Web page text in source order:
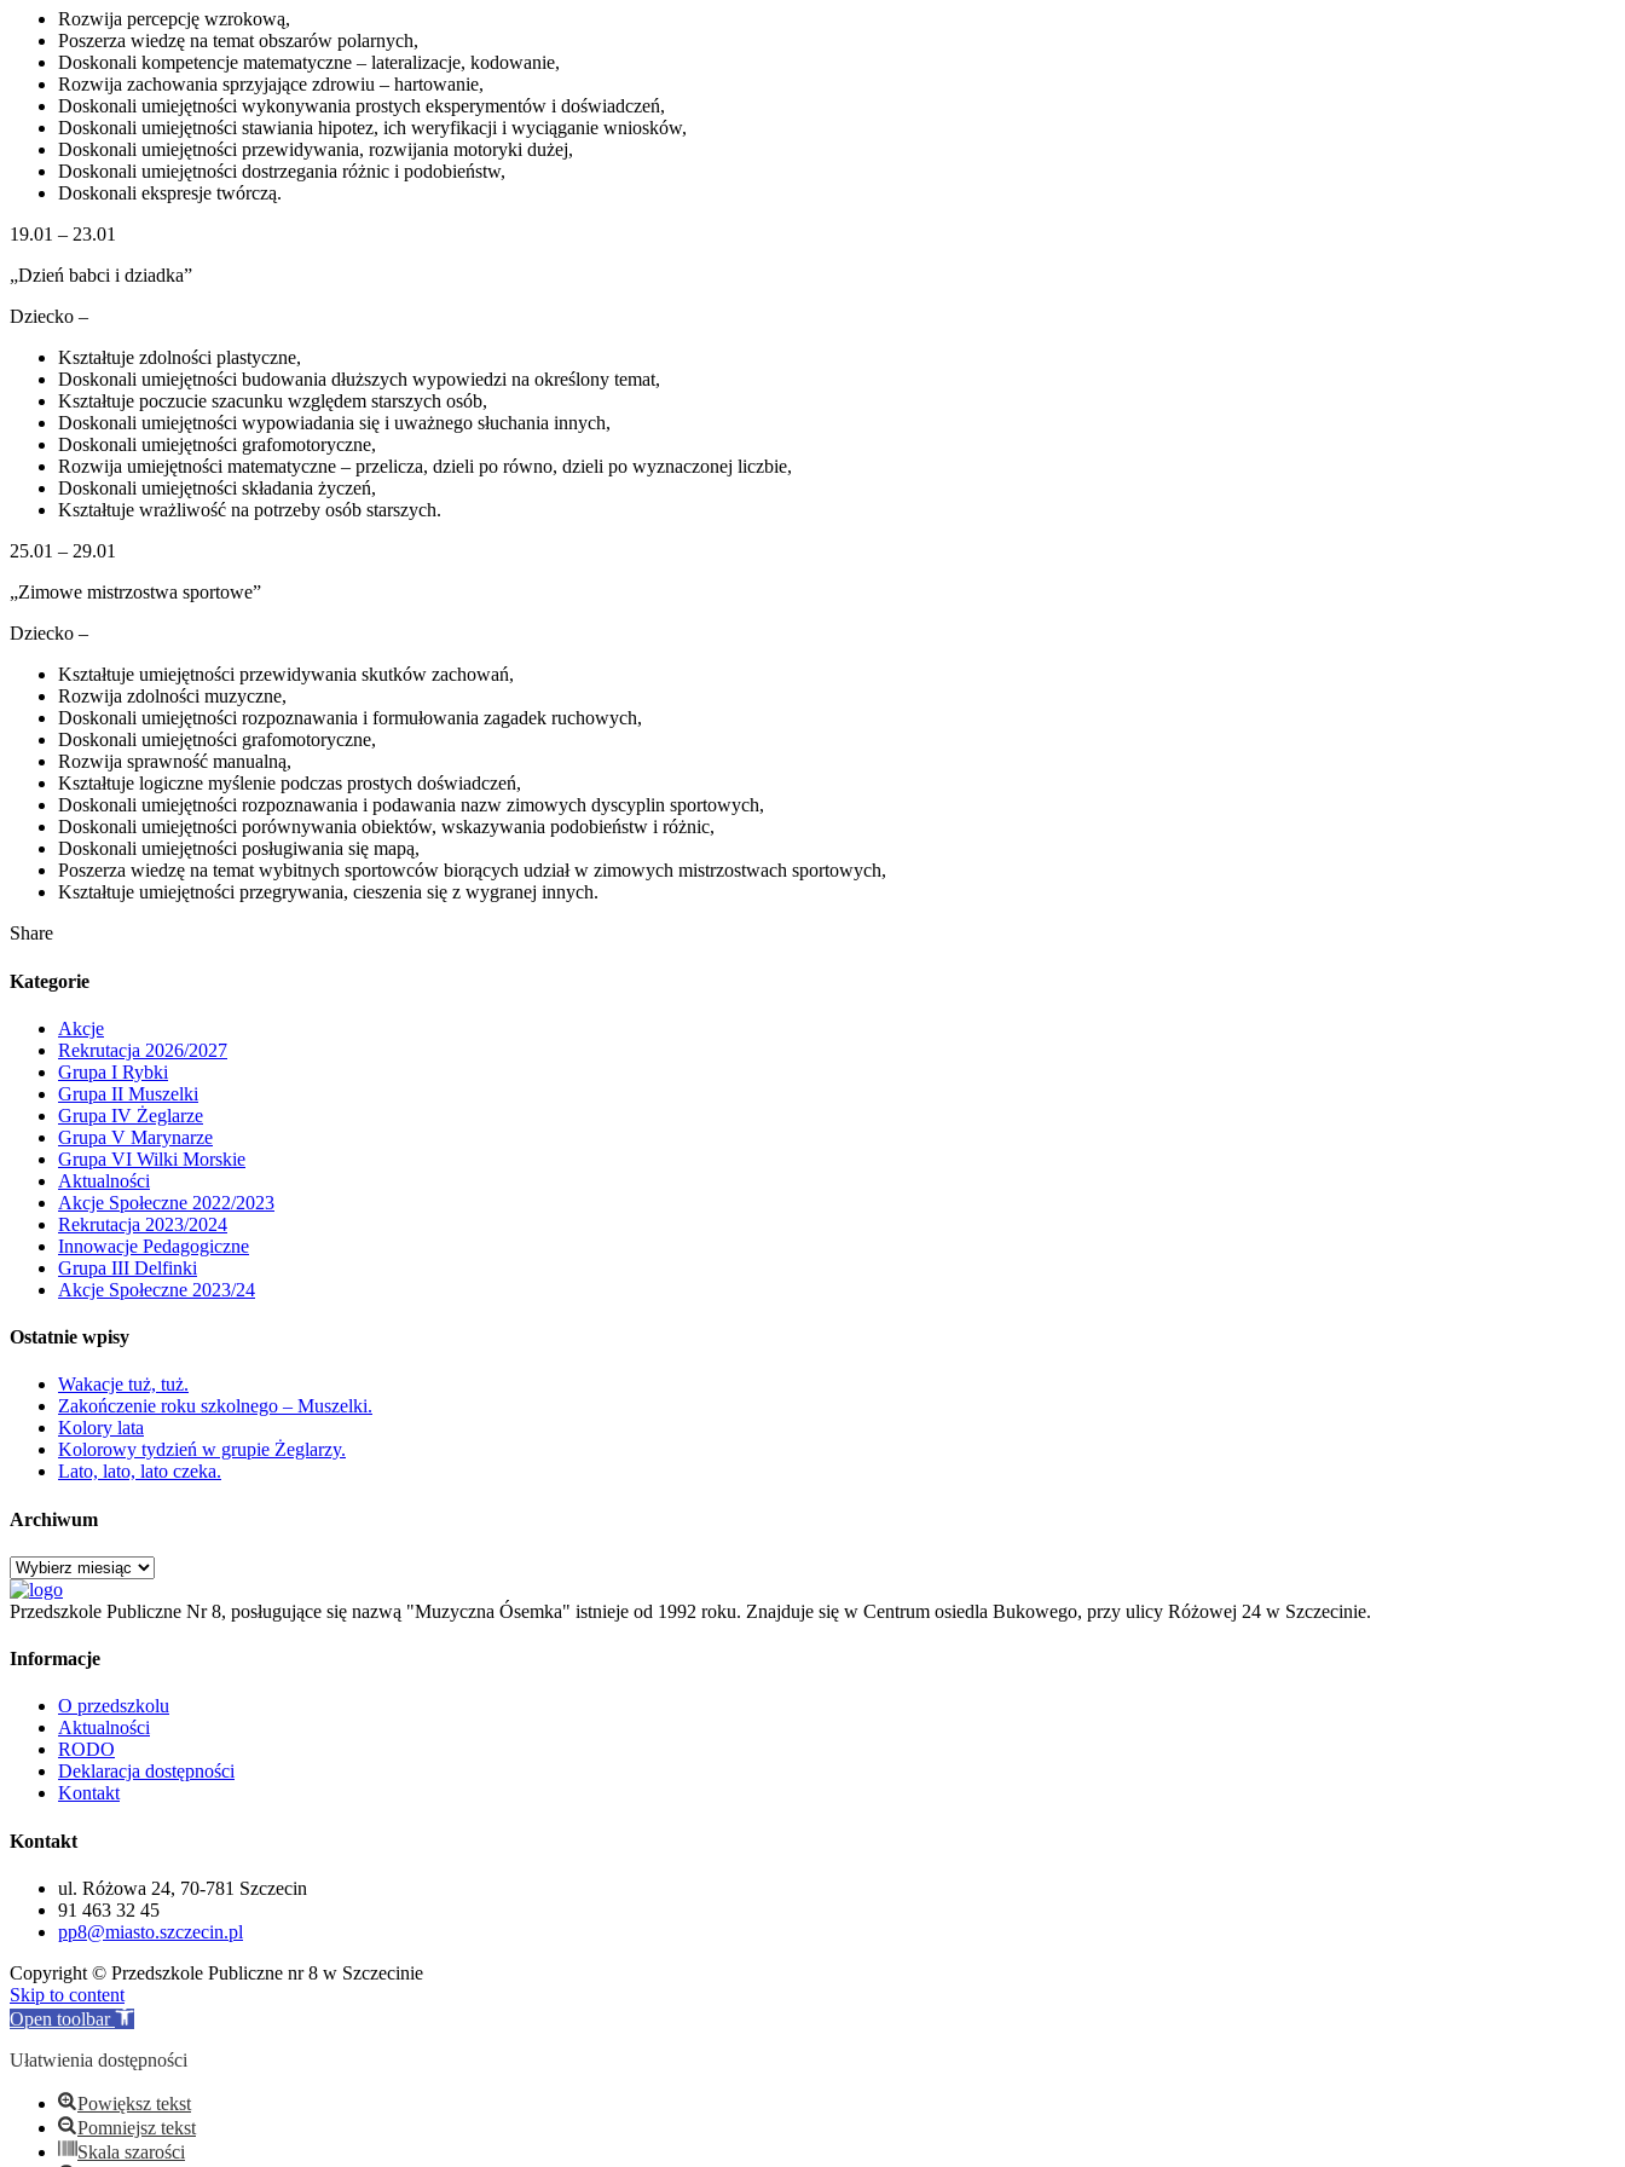
Rozwija percepcję wzrokową,
Poszerza wiedzę na temat obszarów polarnych,
Doskonali kompetencje matematyczne – lateralizacje, kodowanie,
Rozwija zachowania sprzyjające zdrowiu – hartowanie,
Doskonali umiejętności wykonywania prostych eksperymentów i doświadczeń,
Doskonali umiejętności stawiania hipotez, ich weryfikacji i wyciąganie wniosków,
Doskonali umiejętności przewidywania, rozwijania motoryki dużej,
Doskonali umiejętności dostrzegania różnic i podobieństw,
Doskonali ekspresje twórczą.
19.01 – 23.01
„Dzień babci i dziadka”
Dziecko –
Kształtuje zdolności plastyczne,
Doskonali umiejętności budowania dłuższych wypowiedzi na określony temat,
Kształtuje poczucie szacunku względem starszych osób,
Doskonali umiejętności wypowiadania się i uważnego słuchania innych,
Doskonali umiejętności grafomotoryczne,
Rozwija umiejętności matematyczne – przelicza, dzieli po równo, dzieli po wyznaczonej liczbie,
Doskonali umiejętności składania życzeń,
Kształtuje wrażliwość na potrzeby osób starszych.
25.01 – 29.01
„Zimowe mistrzostwa sportowe”
Dziecko –
Kształtuje umiejętności przewidywania skutków zachowań,
Rozwija zdolności muzyczne,
Doskonali umiejętności rozpoznawania i formułowania zagadek ruchowych,
Doskonali umiejętności grafomotoryczne,
Rozwija sprawność manualną,
Kształtuje logiczne myślenie podczas prostych doświadczeń,
Doskonali umiejętności rozpoznawania i podawania nazw zimowych dyscyplin sportowych,
Doskonali umiejętności porównywania obiektów, wskazywania podobieństw i różnic,
Doskonali umiejętności posługiwania się mapą,
Poszerza wiedzę na temat wybitnych sportowców biorących udział w zimowych mistrzostwach sportowych,
Kształtuje umiejętności przegrywania, cieszenia się z wygranej innych.
Share
Kategorie
Akcje
Rekrutacja 2026/2027
Grupa I Rybki
Grupa II Muszelki
Grupa IV Żeglarze
Grupa V Marynarze
Grupa VI Wilki Morskie
Aktualności
Akcje Społeczne 2022/2023
Rekrutacja 2023/2024
Innowacje Pedagogiczne
Grupa III Delfinki
Akcje Społeczne 2023/24
Ostatnie wpisy
Wakacje tuż, tuż.
Zakończenie roku szkolnego – Muszelki.
Kolory lata
Kolorowy tydzień w grupie Żeglarzy.
Lato, lato, lato czeka.
Archiwum
Archiwum
Przedszkole Publiczne Nr 8, posługujące się nazwą "Muzyczna Ósemka" istnieje od 1992 roku. Znajduje się w Centrum osiedla Bukowego, przy ulicy Różowej 24 w Szczecinie.
Informacje
O przedszkolu
Aktualności
RODO
Deklaracja dostępności
Kontakt
Kontakt
ul. Różowa 24, 70-781 Szczecin
91 463 32 45
pp8@miasto.szczecin.pl
Copyright © Przedszkole Publiczne nr 8 w Szczecinie
Skip to content
Open toolbar
Ułatwienia dostępności
Powiększ tekst
Pomniejsz tekst
Skala szarości